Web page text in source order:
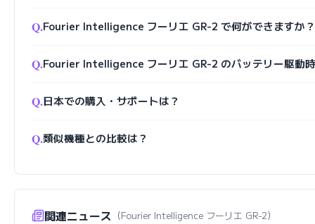
Q.Fourier Intelligence フーリエ GR-2 で何ができますか？
Q.Fourier Intelligence フーリエ GR-2 のバッテリー駆動
Q.日本での購入・サポートは？
Q.類似機種との比較は？
関連ニュース （Fourier Intelligence フーリエ GR-2）